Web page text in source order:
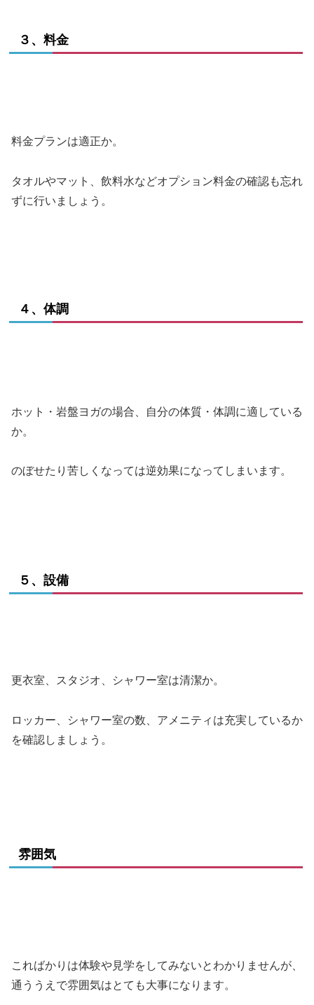
３、料金
料金プランは適正か。
タオルやマット、飲料水などオプション料金の確認も忘れ
ずに行いましょう。
４、体調
ホット・岩盤ヨガの場合、自分の体質・体調に適している
か。
のぼせたり苦しくなっては逆効果になってしまいます。
５、設備
更衣室、スタジオ、シャワー室は清潔か。
ロッカー、シャワー室の数、アメニティは充実しているか
を確認しましょう。
雰囲気
こればかりは体験や見学をしてみないとわかりませんが、
通ううえで雰囲気はとても大事になります。